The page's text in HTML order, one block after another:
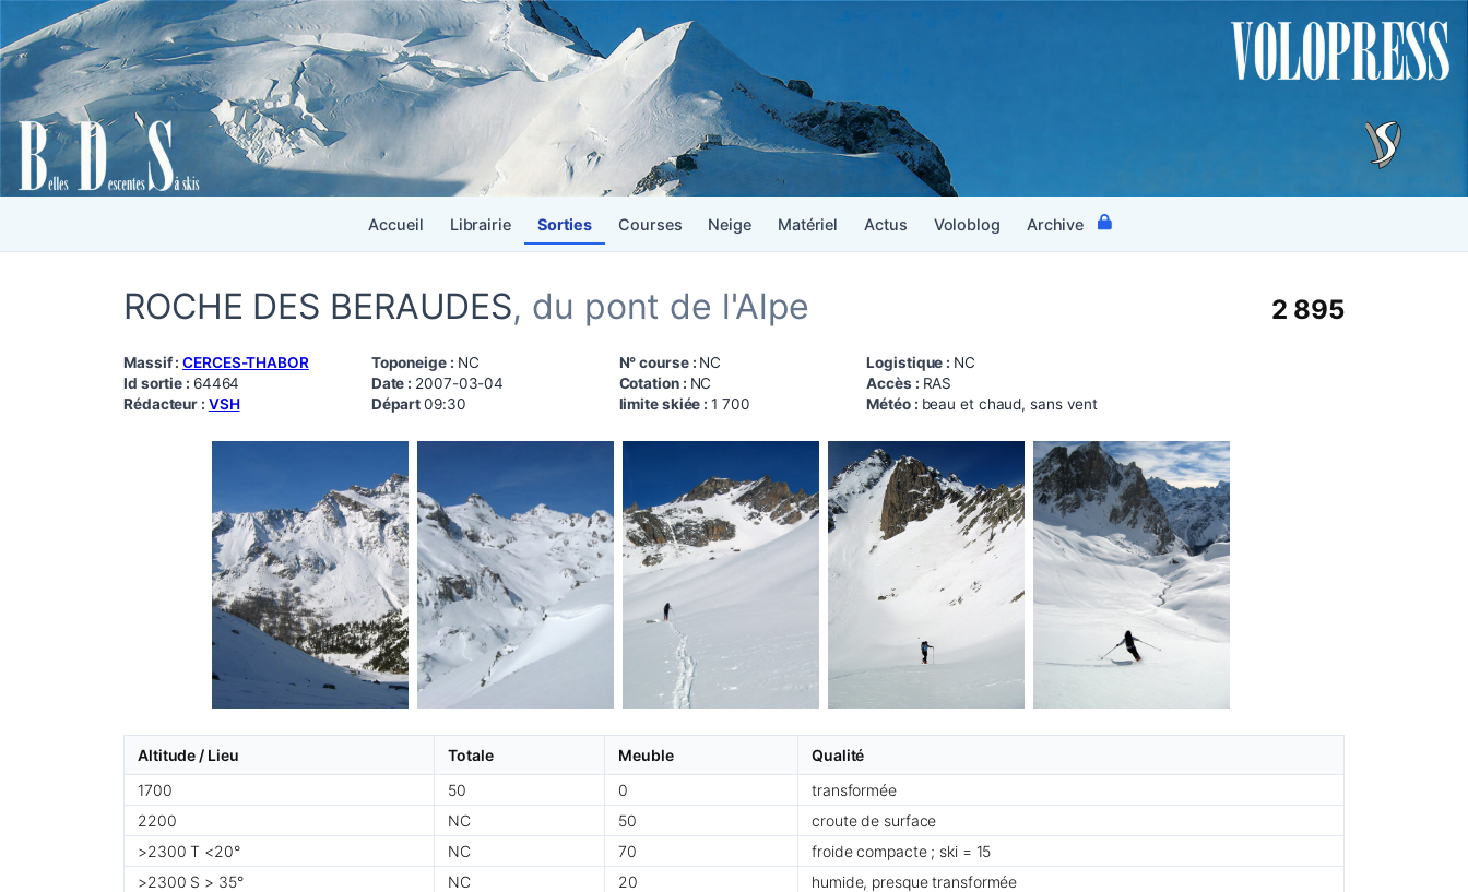
Accueil Librairie Sorties Courses Neige Matériel Actus Voloblog Archive
ROCHE DES BERAUDES, du pont de l'Alpe 2 895
Massif :CERCES-THABOR
Id sortie : 64464
Rédacteur : VSH
Toponeige : NC
Date : 2007-03-04
Départ09:30
N° course : NC
Cotation : NC
limite skiée :1 700
Logistique : NC
Accès : RAS
Météo : beau et chaud, sans vent
Altitude / Lieu Totale Meuble
Qualité
1700
50 0
transformée
2200
NC 50
croute de surface
>2300 T <20°
NC 70
froide compacte ; ski = 15
>2300 S > 35°
NC 20 humide, presque transformée